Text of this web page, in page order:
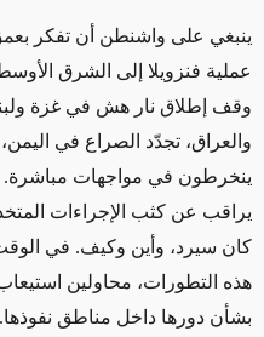
ينبغي على واشنطن أن تفكر
عملية فنزويلا إلى الشرق
وقف إطلاق نار هش في غزة
والعراق، تجدّد الصراع في
ينخرطون في مواجهات
يراقب عن كثب الإجراءات
كان سيرد، وأين وكيف. في
هذه التطورات، محاولين
بشأن دورها داخل مناطق